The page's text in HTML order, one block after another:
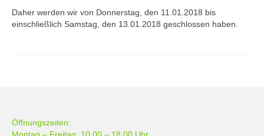
Kontaktlinsen
Daher werden wir von Donnerstag, den 11.01.2018 bis
einschließlich Samstag, den 13.01.2018 geschlossen haben.
Öffnungszeiten: